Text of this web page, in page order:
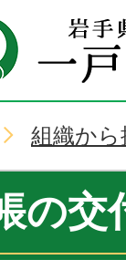
組織か
の交